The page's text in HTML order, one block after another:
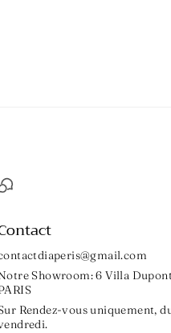
Showroom: 6 Villa
Rendez-vous uniquement,